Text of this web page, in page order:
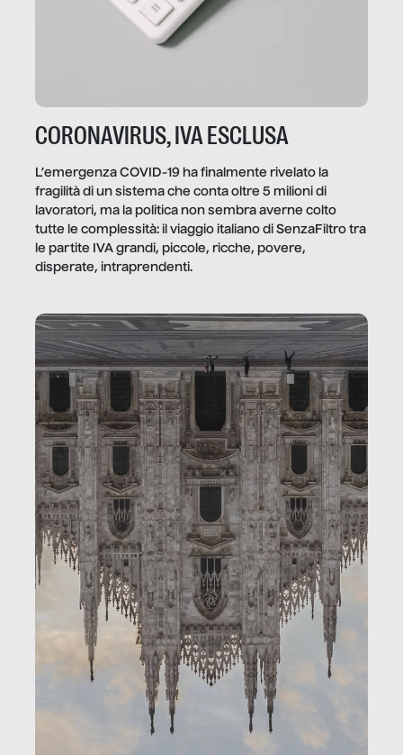
CORONAVIRUS, IVA ESCLUSA
L’emergenza COVID-19 ha finalmente rivelato la
fragilità di un sistema che conta oltre 5 milioni di
lavoratori, ma la politica non sembra averne colto
tutte le complessità: il viaggio italiano di SenzaFiltro tra
le partite IVA grandi, piccole, ricche, povere,
disperate, intraprendenti.